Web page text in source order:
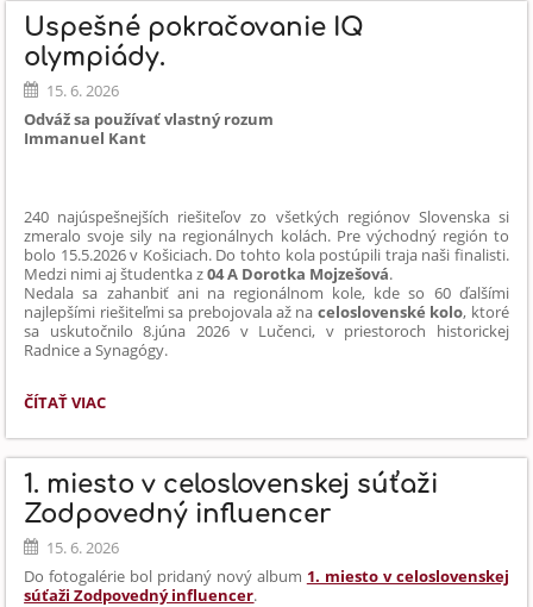
Úspešné pokračovanie IQ
olympiády.
15. 6. 2026
Odváž sa používať vlastný rozum
Immanuel Kant
240 najúspešnejších riešiteľov zo všetkých regiónov Slovenska si
zmeralo svoje sily na regionálnych kolách. Pre východný región to
bolo 15.5.2026 v Košiciach. Do tohto kola postúpili traja naši finalisti.
Medzi nimi aj študentka z04 A Dorotka Mojzešová.
Nedala sa zahanbiť ani na regionálnom kole, kde so 60 ďalšími
najlepšími riešiteľmi sa prebojovala až na celoslovenské kolo, ktoré
sa uskutočnilo 8.júna 2026 v Lučenci, v priestoroch historickej
Radnice a Synagógy.
ÚSPEŠNÉ
IQ
OLYMPIÁDY.:
ČÍTAŤ VIAC
1. miesto v celoslovenskej súťaži
Zodpovedný influencer
15. 6. 2026
Do fotogalérie bol pridaný nový album 1. miesto v celoslovenskej
súťaži Zodpovedný influencer.